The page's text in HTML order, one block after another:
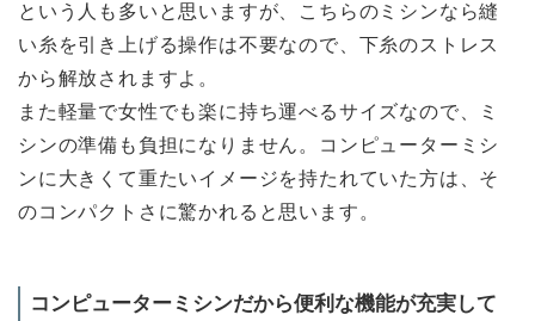
という人も多いと思いますが、こちらのミシンなら縫
い糸を引き上げる操作は不要なので、下糸のストレス
から解放されますよ。
また軽量で女性でも楽に持ち運べるサイズなので、ミ
シンの準備も負担になりません。コンピューターミシ
ンに大きくて重たいイメージを持たれていた方は、そ
のコンパクトさに驚かれると思います。
コンピューターミシンだから便利な機能が充実して